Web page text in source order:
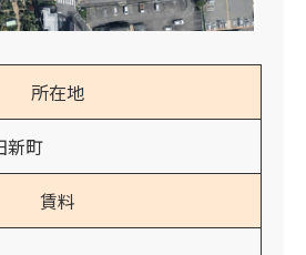
所在地
新町
賃料